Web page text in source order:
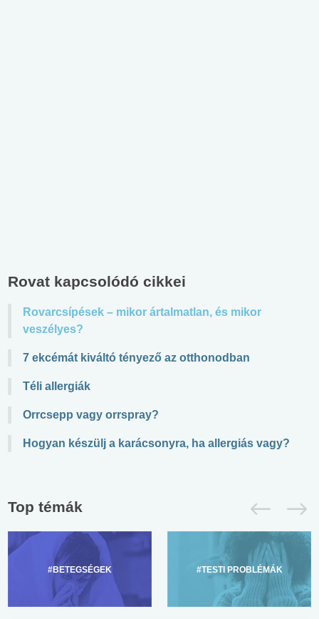
Rovat kapcsolódó cikkei
Rovarcsípések – mikor ártalmatlan, és mikor
veszélyes?
7 ekcémát kiváltó tényező az otthonodban
Téli allergiák
Orrcsepp vagy orrspray?
Hogyan készülj a karácsonyra, ha allergiás vagy?
Top témák
#BETEGSÉGEK #TESTI PROBLÉMÁK